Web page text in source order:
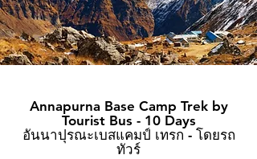
Annapurna Base Camp Trek by
Tourist Bus - 10 Days
อันนาปุรณะเบสแคมป์ เทรก - โดยรถ
ทัวร์